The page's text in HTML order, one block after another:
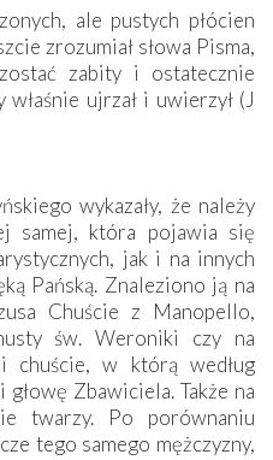
ale pustych płócien
zrozumiał słowa Pisma,
zabity i ostatecznie
ujrzał i uwierzył (J
wykazały, że należy
samej, która pojawia się
jak i na innych
Pańską. Znaleziono ją na
Chuście z Manopello,
św. Weroniki czy na
chuście, w którą według
Zbawiciela. Także na
twarzy. Po porównaniu
tego samego mężczyzny,